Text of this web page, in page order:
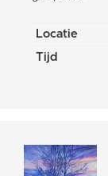
Locatie
Tijd